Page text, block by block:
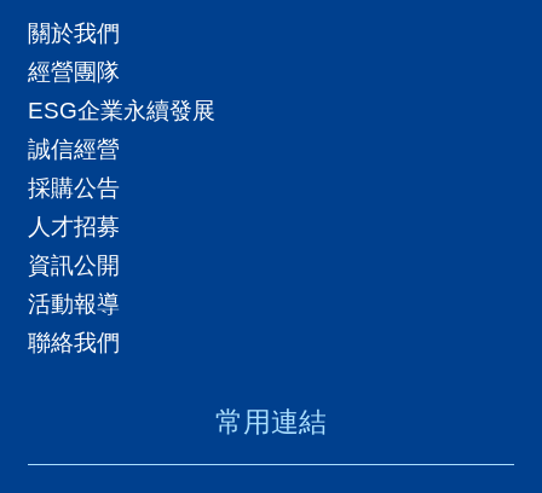
關於我們
經營團隊
ESG企業永續發展
誠信經營
採購公告
人才招募
資訊公開
活動報導
聯絡我們
常用連結